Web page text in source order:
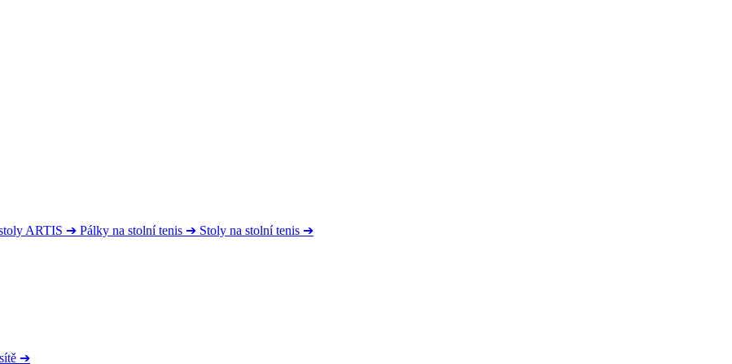
ARTIS ➔ Pálky na stolní tenis ➔ Stoly na stolní tenis ➔
➔